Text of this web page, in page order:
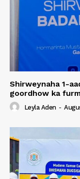
Shirweynaha 1-
goordhow ka
Leyla Aden -